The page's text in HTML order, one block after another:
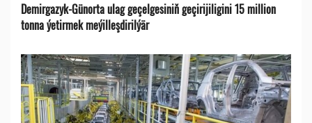
Demirgazyk-Günorta ulag geçelgesiniň geçirijiligini 15 million
tonna ýetirmek meýilleşdirilýär